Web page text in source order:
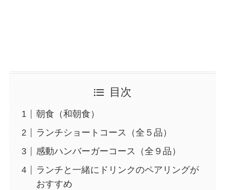
目次
朝食（和朝食）
ランチショートコース（全５品）
感動ハンバーガーコース（全９品）
ランチと一緒にドリンクのペアリングが
おすすめ